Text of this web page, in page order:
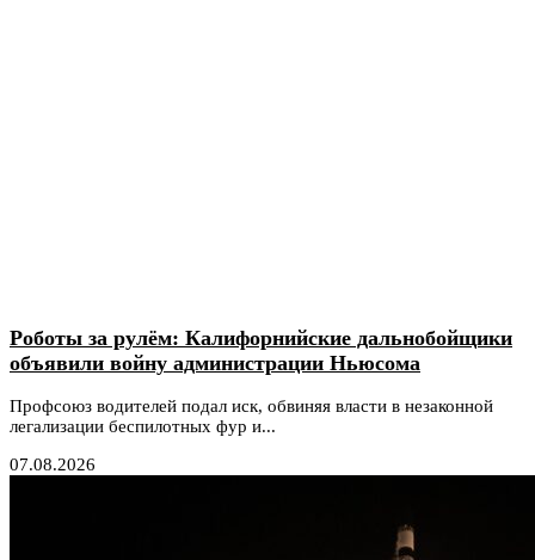
Роботы за рулём: Калифорнийские дальнобойщики
объявили войну администрации Ньюсома
Профсоюз водителей подал иск, обвиняя власти в незаконной
легализации беспилотных фур и...
07.08.2026